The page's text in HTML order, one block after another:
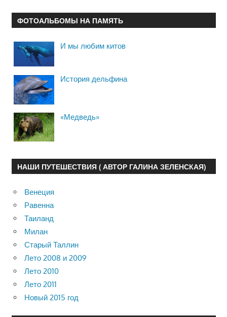
ФОТОАЛЬБОМЫ НА ПАМЯТЬ
И мы любим китов
История дельфина
«Медведь»
НАШИ ПУТЕШЕСТВИЯ ( АВТОР ГАЛИНА ЗЕЛЕНСКАЯ)
Венеция
Равенна
Таиланд
Милан
Старый Таллин
Лето 2008 и 2009
Лето 2010
Лето 2011
Новый 2015 год